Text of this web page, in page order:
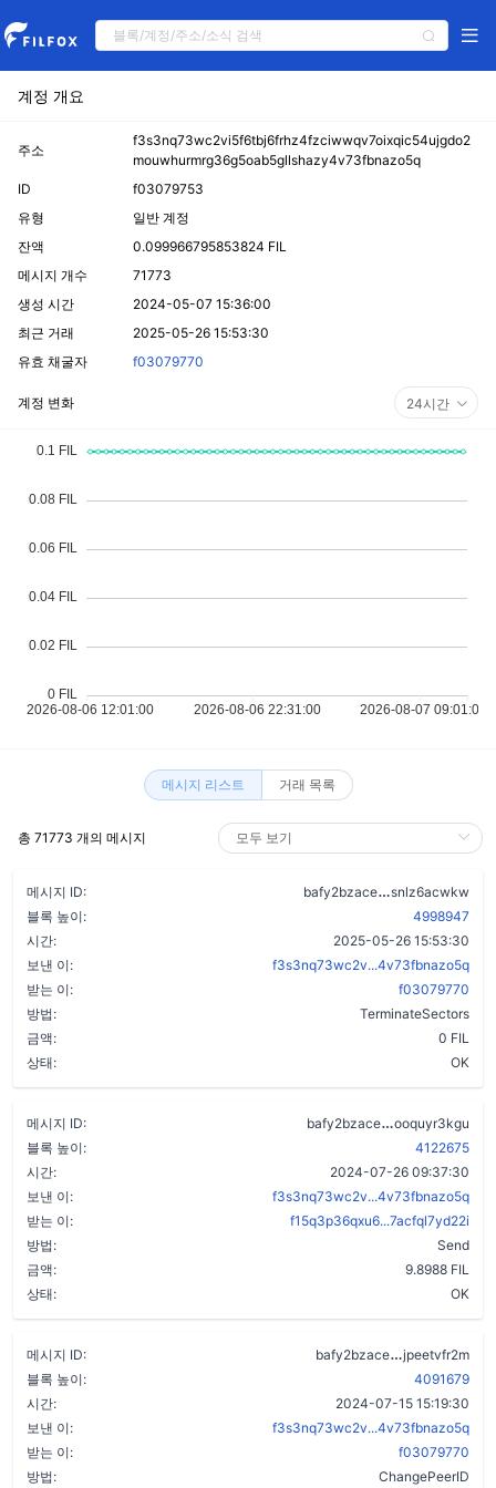
계정 개요
주소
f3s3nq73wc2vi5f6tbj6frhz4fzciwwqv7oixqic54ujgdo2
mouwhurmrg36g5oab5gllshazy4v73fbnazo5q
ID
f03079753
유형
일반 계정
잔액
0.099966795853824 FIL
메시지 개수
71773
생성 시간
2024-05-07 15:36:00
최근 거래
2025-05-26 15:53:30
유효 채굴자
f03079770
계정 변화 24시간
메시지 리스트 거래 목록
총 71773 개의 메시지
메시지 ID: bafy2bzace
snlz6acwkw
블록 높이:
4998947
시간:
2025-05-26 15:53:30
보낸 이:
f3s3nq73wc2v...4v73fbnazo5q
받는 이:
f03079770
방법:
TerminateSectors
금액:
0 FIL
상태:
OK
메시지 ID: bafy2bzace
ooquyr3kgu
블록 높이:
4122675
시간:
2024-07-26 09:37:30
보낸 이:
f3s3nq73wc2v...4v73fbnazo5q
받는 이:
f15q3p36qxu6...7acfql7yd22i
방법:
Send
금액:
9.8988 FIL
상태:
OK
메시지 ID: bafy2bzace
jpeetvfr2m
블록 높이:
4091679
시간:
2024-07-15 15:19:30
보낸 이:
f3s3nq73wc2v...4v73fbnazo5q
받는 이:
f03079770
방법:
ChangePeerID